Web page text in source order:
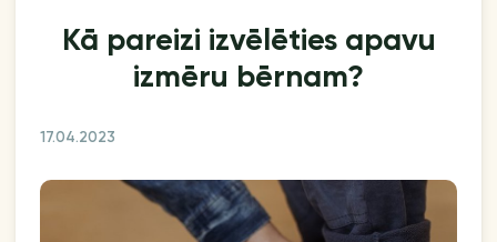
Kā pareizi izvēlēties apavu
izmēru bērnam?
17.04.2023